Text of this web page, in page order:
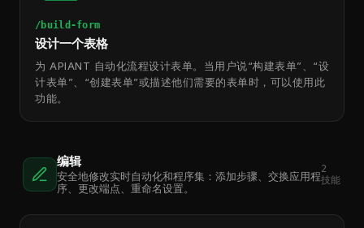
/build-form
设计一个表格
为 APIANT 自动化流程设计表单。当用户说“构建表单”、“设
计表单”、“创建表单”或描述他们需要的表单时，可以使用此
功能。
编辑
安全地修改实时自动化和程序集：添加步骤、交换应用程
序、更改端点、重命名设置。
2
技能